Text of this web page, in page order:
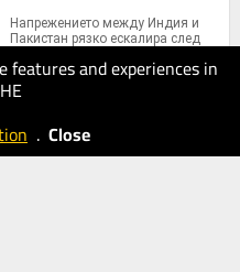
features and experiences in
. Close
и Пакистан тази година
Напрежението между Индия и
Пакистан рязко ескалира след
терористичната атака в...
09.05.2025
Гласове